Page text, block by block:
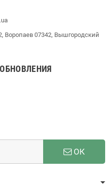
Воропаев 07342, Вышгородский
ОК